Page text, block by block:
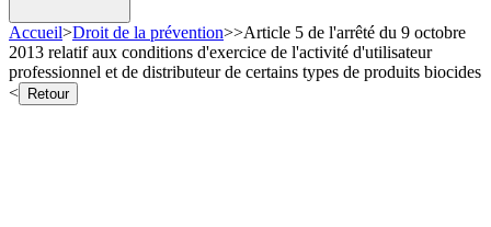
Accueil>Droit de la prévention>>Article 5 de l'arrêté du 9 octobre
2013 relatif aux conditions d'exercice de l'activité d'utilisateur
professionnel et de distributeur de certains types de produits biocides
<
Retour